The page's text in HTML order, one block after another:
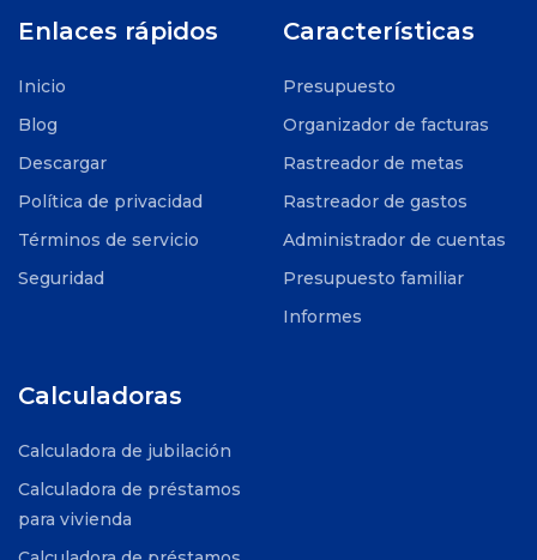
Enlaces rápidos
Inicio
Blog
Descargar
Política de privacidad
Términos de servicio
Seguridad
Características
Presupuesto
Organizador de facturas
Rastreador de metas
Rastreador de gastos
Administrador de cuentas
Presupuesto familiar
Informes
Calculadoras
Calculadora de jubilación
Calculadora de préstamos
para vivienda